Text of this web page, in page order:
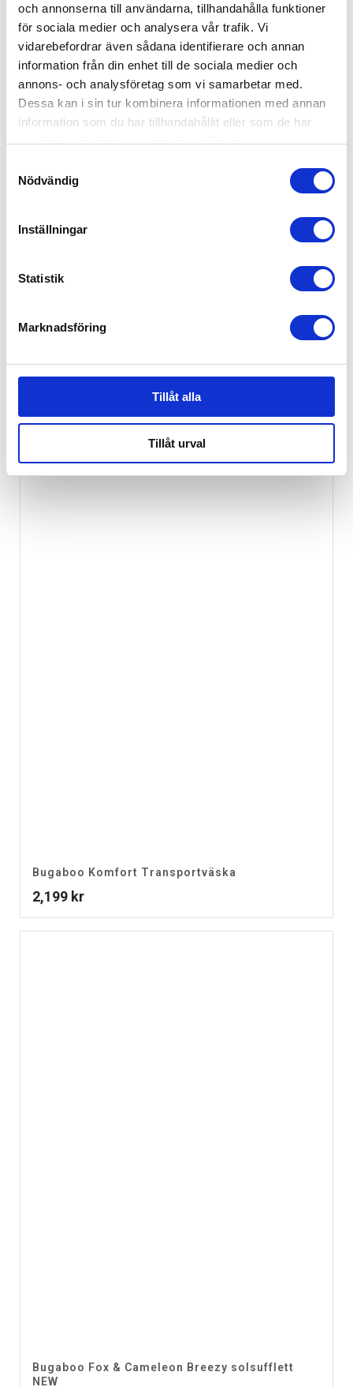
och annonserna till användarna, tillhandahålla funktioner
för sociala medier och analysera vår trafik. Vi
vidarebefordrar även sådana identifierare och annan
information från din enhet till de sociala medier och
annons- och analysföretag som vi samarbetar med.
Dessa kan i sin tur kombinera informationen med annan
information som du har tillhandahållit eller som de har
samlat in när du har använt deras tjänster.
Nödvändig
Inställningar
Statistik
Marknadsföring
Tillåt alla
Tillåt urval
RELATERADE PRODUKTER
Bugaboo Komfort Transportväska
2,199 kr
Bugaboo Fox & Cameleon Breezy solsufflett
NEW